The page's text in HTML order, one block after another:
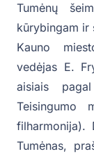
Tumėnų
kūrybingam ir
Kauno
vedėjas E.
aisiais
Teisingumo
Tumėnas,